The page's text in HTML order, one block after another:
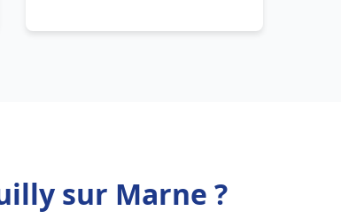
sur Marne ?